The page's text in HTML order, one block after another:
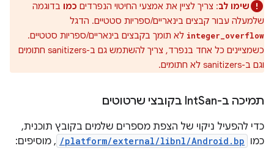
שימו לב: צריך לציין את אמצעי החיטוי הנפרדים כמו בדוגמה
שלמעלה עבור קבצים בינאריים/ספריות סטטיים. הדגל
integer_overflow לא תומך בקבצים בינאריים/ספריות סטטיים.
כשמציינים כל אחד בנפרד, צריך להשתמש גם ב-sanitizers חתומים
וגם ב-sanitizers לא חתומים.
תמיכה ב-IntSan בקובצי שרטוטים
כדי להפעיל ניקוי של הצפת מספרים שלמים בקובץ תוכנית,
כמו /platform/external/libnl/Android.bp , מוסיפים: